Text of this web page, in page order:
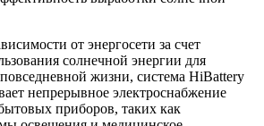
от энергосети за счет
солнечной энергии для
жизни, система HiBattery
непрерывное электроснабжение
приборов, таких как